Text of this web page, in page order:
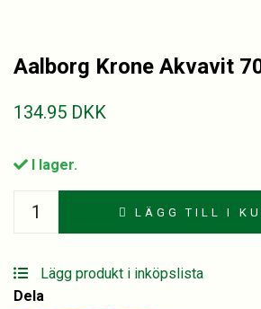
Aalborg Krone Akvavit
134.95 DKK
I lager.
Aalborg
Krone
70
cl
LÄGG TILL I
Lägg produkt i inköpslista
Dela